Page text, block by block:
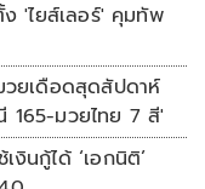
'ไยส์เลอร์' คุมทัพ
วยเดือดสุดสัปดาห์
165-มวยไทย 7 สี'
งินกู้ได้ ‘เอกนิติ’